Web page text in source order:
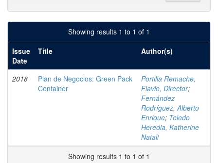
Showing results 1 to 1 of 1
Issue
Date
Title Author(s)
2018
Plan de Negocios: Green Pack
Container
Portilla Remache,
Flavio, Director;
Fernández
Rodríguez, Alberto
Enrique; Toledo
Heredia, Katherine
Natali
Showing results 1 to 1 of 1